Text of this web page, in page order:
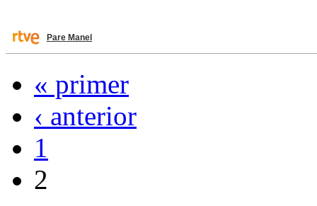
Pare Manel
« primer
‹ anterior
1
2